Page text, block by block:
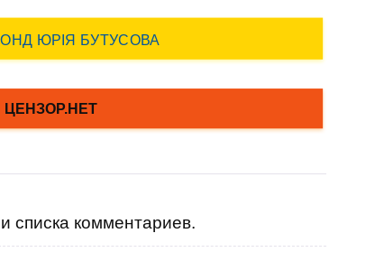
списка комментариев.